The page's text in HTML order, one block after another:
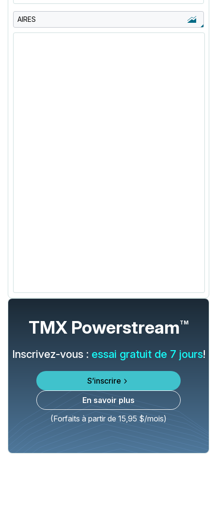
AIRES
TMX PowerstreamTM
Inscrivez-vous : essai gratuit de 7 jours!
S’inscrire
En savoir plus
(Forfaits à partir de 15,95 $/mois)